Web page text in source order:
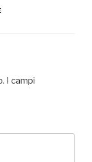
I campi